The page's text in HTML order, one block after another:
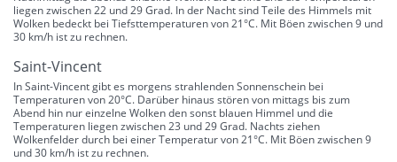
liegen zwischen 22 und 29 Grad. In der Nacht sind Teile des Himmels mit
Wolken bedeckt bei Tiefsttemperaturen von 21°C. Mit Böen zwischen 9 und
30 km/h ist zu rechnen.
Saint-Vincent
In Saint-Vincent gibt es morgens strahlenden Sonnenschein bei
Temperaturen von 20°C. Darüber hinaus stören von mittags bis zum
Abend hin nur einzelne Wolken den sonst blauen Himmel und die
Temperaturen liegen zwischen 23 und 29 Grad. Nachts ziehen
Wolkenfelder durch bei einer Temperatur von 21°C. Mit Böen zwischen 9
und 30 km/h ist zu rechnen.